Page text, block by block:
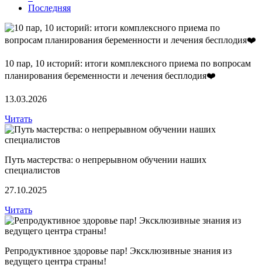
Последняя
10 пар, 10 историй: итоги комплексного приема по вопросам
планирования беременности и лечения бесплодия❤️
13.03.2026
Читать
Путь мастерства: о непрерывном обучении наших
специалистов
27.10.2025
Читать
Репродуктивное здоровье пар! Эксклюзивные знания из
ведущего центра страны!